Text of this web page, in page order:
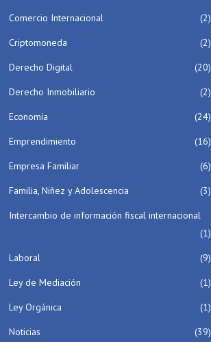
Comercio Internacional
(2)
Criptomoneda
(2)
Derecho Digital
(20)
Derecho Inmobiliario
(2)
Economía
(24)
Emprendimiento
(16)
Empresa Familiar
(6)
Familia, Niñez y Adolescencia
(3)
Intercambio de información fiscal internacional
(1)
Laboral
(9)
Ley de Mediación
(1)
Ley Orgánica
(1)
Noticias
(39)